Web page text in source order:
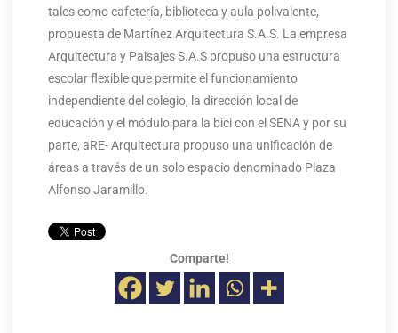
tales como cafetería, biblioteca y aula polivalente,
propuesta de Martínez Arquitectura S.A.S. La empresa
Arquitectura y Paisajes S.A.S propuso una estructura
escolar flexible que permite el funcionamiento
independiente del colegio, la dirección local de
educación y el módulo para la bici con el SENA y por su
parte, aRE- Arquitectura propuso una unificación de
áreas a través de un solo espacio denominado Plaza
Alfonso Jaramillo.
Comparte!